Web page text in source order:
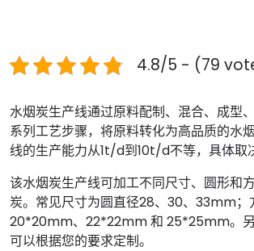
4.8/5 - (79
水烟炭生产线通过原料配制、混合、成型
系列工艺步骤，将原料转化为高品质的水
线的生产能力从1t/d到10t/d不等，具体取
该水烟炭生产线可加工不同尺寸、圆形和
炭。常见尺寸为圆直径28、30、33mm；
20*20mm、22*22mm 和 25*25mm。
可以根据您的要求定制。